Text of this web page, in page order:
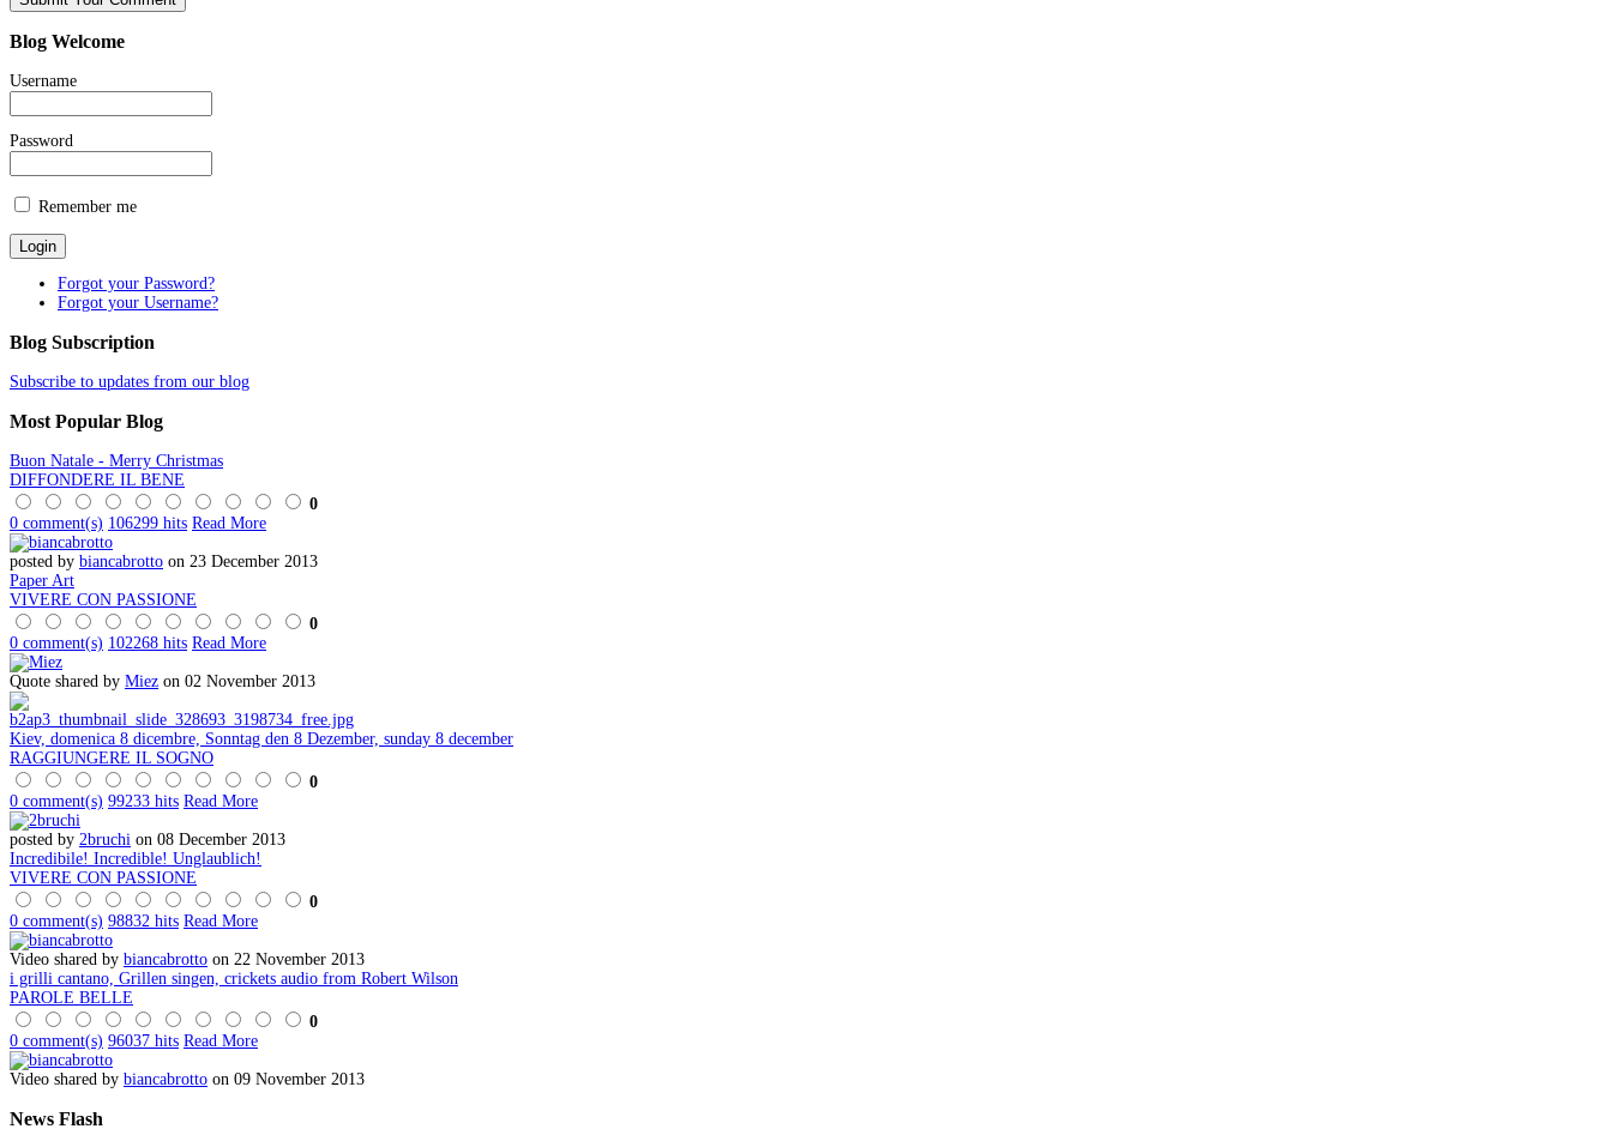
Blog Welcome
Username
Password
Remember me
Forgot your Password?
Forgot your Username?
Blog Subscription
Subscribe to updates from our blog
Most Popular Blog
Buon Natale - Merry Christmas
DIFFONDERE IL BENE
0
0 comment(s) 106299 hits Read More
posted by biancabrotto on 23 December 2013
Paper Art
VIVERE CON PASSIONE
0
0 comment(s) 102268 hits Read More
Quote shared by Miez on 02 November 2013
Kiev, domenica 8 dicembre, Sonntag den 8 Dezember, sunday 8 december
RAGGIUNGERE IL SOGNO
0
0 comment(s) 99233 hits Read More
posted by 2bruchi on 08 December 2013
Incredibile! Incredible! Unglaublich!
VIVERE CON PASSIONE
0
0 comment(s) 98832 hits Read More
Video shared by biancabrotto on 22 November 2013
i grilli cantano, Grillen singen, crickets audio from Robert Wilson
PAROLE BELLE
0
0 comment(s) 96037 hits Read More
Video shared by biancabrotto on 09 November 2013
News Flash